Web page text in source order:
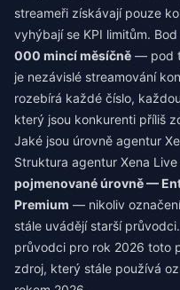
streameři získávají pouze
vyhýbají se KPI limitům.
000 mincí měsíčně — pod
je nezávislé streamování
rozebírá každé číslo,
který jsou konkurenti příliš
Jaké jsou úrovně agentur
Struktura agentur Xena
pojmenované úrovně —
Premium — nikoliv
stále uvádějí starší
průvodci pro rok 2026 toto
zdroj, který stále používá